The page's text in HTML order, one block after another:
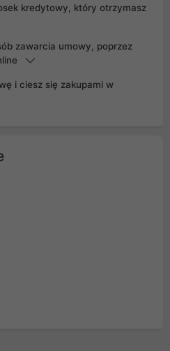
kredytowy, który otrzymasz
zawarcia umowy, poprzez
i ciesz się zakupami w